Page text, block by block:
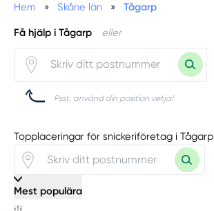
Hem
» Skåne län » Tågarp
Få hjälp i Tågarp eller
Psst, använd din position vetja!
Topplaceringar för snickeriföretag i Tågarp
Mest populära